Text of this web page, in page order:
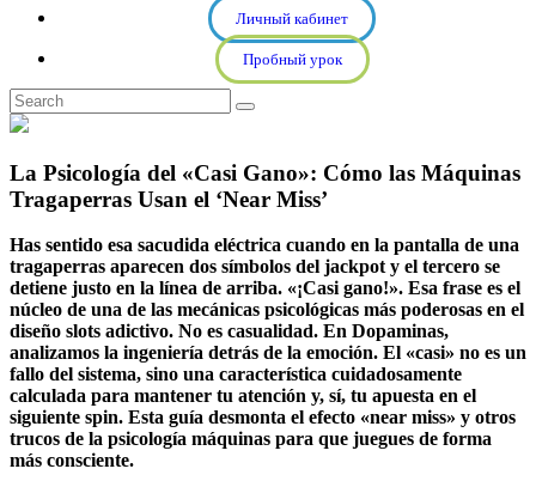
Личный кабинет
Пробный урок
La Psicología del «Casi Gano»: Cómo las Máquinas
Tragaperras Usan el ‘Near Miss’
Has sentido esa sacudida eléctrica cuando en la pantalla de una
tragaperras aparecen dos símbolos del jackpot y el tercero se
detiene justo en la línea de arriba. «¡Casi gano!». Esa frase es el
núcleo de una de las mecánicas psicológicas más poderosas en el
diseño slots adictivo. No es casualidad. En Dopaminas,
analizamos la ingeniería detrás de la emoción. El «casi» no es un
fallo del sistema, sino una característica cuidadosamente
calculada para mantener tu atención y, sí, tu apuesta en el
siguiente spin. Esta guía desmonta el efecto «near miss» y otros
trucos de la psicología máquinas para que juegues de forma
más consciente.